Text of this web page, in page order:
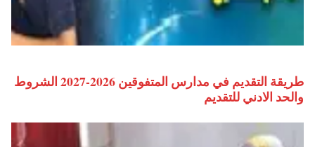
طريقة التقديم في مدارس المتفوقين 2026-2027 الشروط
والحد الادني للتقديم